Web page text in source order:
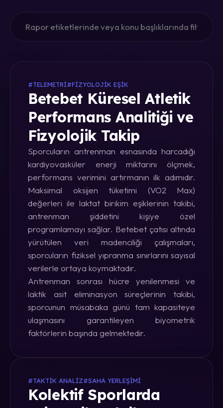
#TELEMETRI#FIZYOLOJIK EŞIK
Betebet Küresel Atletik
Performans Analitiği ve
Fizyolojik Takip
Sporcuların antrenman esnasında harcadığı
kardiyovasküler enerji miktarını ölçmek,
performans verimini artırmanın ilk adımıdır.
Maksimal oksijen tüketimi (VO2 Max)
değerleri ile laktat birikim eşiklerinin takibi,
antrenman şiddetini kişiye özel
programlamayı sağlar. Betebet çatısı altında
yürütülen veri madenciliği çalışmaları,
sporcuların fiziksel yıpranma sınırlarını sayısal
verilerle ortaya koymaktadır.
Antrenman sonrası hücre yenilenmesi ve
laktik asit eliminasyon süreçlerinin takibi,
sporcunun müsabaka günü tam kapasiteye
ulaşmasını garantileyen biyometrik
faktörlerin başında gelmektedir.
#TAKTIK ANALIZ#SAHA YERLEŞIMI
Kolektif Sporlarda